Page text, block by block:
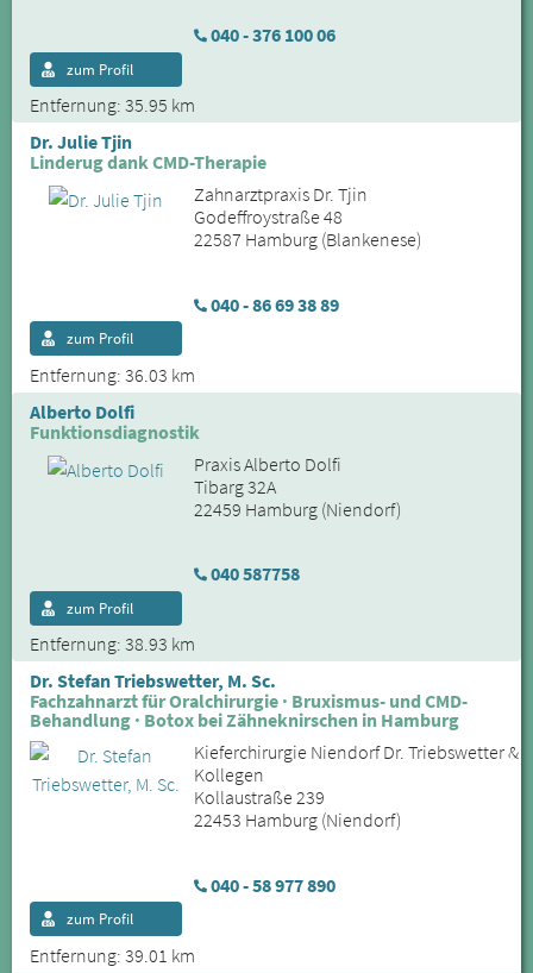
040 - 376 100 06
Entfernung: 35.95 km
zum Profil
Dr. Julie Tjin
Linderug dank CMD-Therapie
Zahnarztpraxis Dr. Tjin
Godeffroystraße 48
22587 Hamburg (Blankenese)
040 - 86 69 38 89
Entfernung: 36.03 km
zum Profil
Alberto Dolfi
Funktionsdiagnostik
Praxis Alberto Dolfi
Tibarg 32A
22459 Hamburg (Niendorf)
040 587758
Entfernung: 38.93 km
zum Profil
Dr. Stefan Triebswetter, M. Sc.
Fachzahnarzt für Oralchirurgie · Bruxismus- und CMD-
Behandlung · Botox bei Zähneknirschen in Hamburg
Kieferchirurgie Niendorf Dr. Triebswetter &
Kollegen
Kollaustraße 239
22453 Hamburg (Niendorf)
040 - 58 977 890
Entfernung: 39.01 km
zum Profil